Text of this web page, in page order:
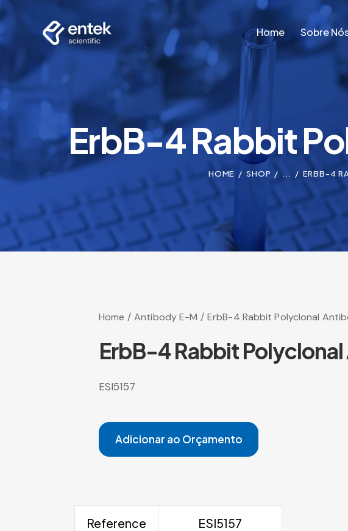
Home Sobre
Sobre Nós
ErbB-4 Rabbit
HOME SHOP ... ERBB-4
Home Antibody E-M ErbB-4 Rabbit Polyclonal
ErbB-4 Rabbit
ESI5157
Adicionar ao Orçamento
Reference ESI5157